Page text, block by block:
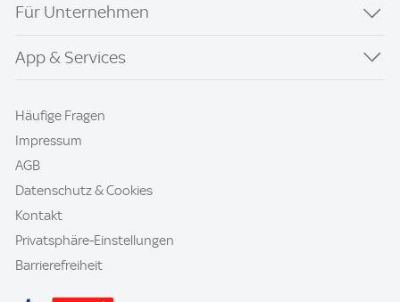
Für Unternehmen
App & Services
Häufige Fragen
Impressum
AGB
Datenschutz & Cookies
Kontakt
Privatsphäre-Einstellungen
Barrierefreiheit